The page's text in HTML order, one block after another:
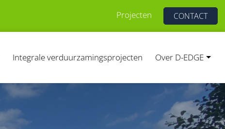
Projecten CONTACT
Integrale verduurzamingsprojecten Over D-EDGE